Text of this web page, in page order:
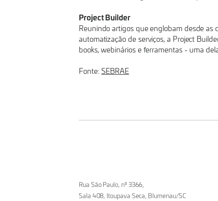
Project Builder
Reunindo artigos que englobam desde as
automatização de serviços, a Project
books, webinários e ferramentas - uma
Fonte: SEBRAE
Rua São Paulo, nº 3366,
Sala 408, Itoupava Seca, Blumenau/SC